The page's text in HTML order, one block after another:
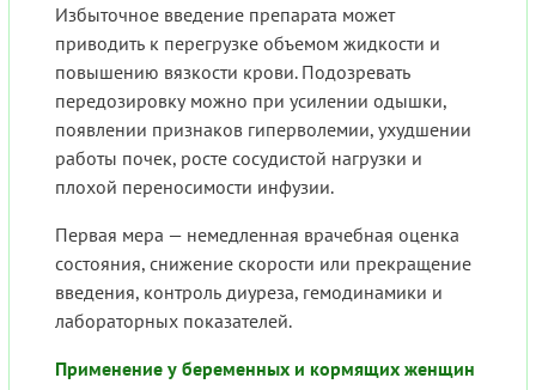
Избыточное введение препарата может
приводить к перегрузке объемом жидкости и
повышению вязкости крови. Подозревать
передозировку можно при усилении одышки,
появлении признаков гиперволемии, ухудшении
работы почек, росте сосудистой нагрузки и
плохой переносимости инфузии.
Первая мера — немедленная врачебная оценка
состояния, снижение скорости или прекращение
введения, контроль диуреза, гемодинамики и
лабораторных показателей.
Применение у беременных и кормящих женщин